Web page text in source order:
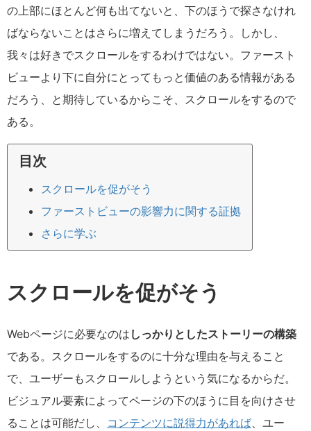
の上部にほとんど何も出てないと、下のほうで探さなけれ
ばならないことはさらに増えてしまうだろう。しかし、
我々は好きでスクロールをするわけではない。ファースト
ビューより下に自分にとってもっと価値のある情報がある
だろう、と期待しているからこそ、スクロールをするので
ある。
目次
スクロールを促がそう
ファーストビューの影響力に関する証拠
さらに学ぶ
スクロールを促がそう
Webページに必要なのは しっかりとしたストーリーの構築
である。スクロールをするのに十分な理由を与えること
で、ユーザーもスクロールしようという気になるからだ。
ビジュアル要素によってページの下のほうに目を向けさせ
ることは可能だし、 コンテンツに説得力があれば、ユー